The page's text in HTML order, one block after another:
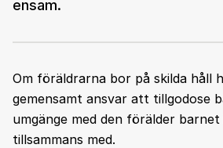
ensam.
Om föräldrarna bor på skilda håll
gemensamt ansvar att tillgodose
umgänge med den förälder
tillsammans med.